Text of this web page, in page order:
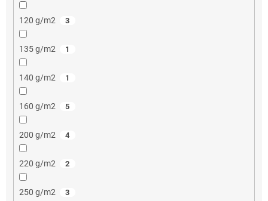
120 g/m2 3
135 g/m2 1
140 g/m2 1
160 g/m2 5
200 g/m2 4
220 g/m2 2
250 g/m2 3